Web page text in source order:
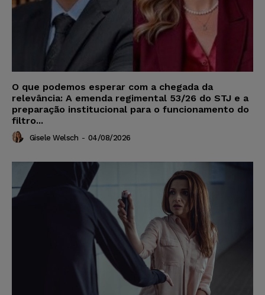
O que podemos esperar com a chegada da
relevância: A emenda regimental 53/26 do STJ e a
preparação institucional para o funcionamento do
filtro...
Gisele Welsch - 04/08/2026